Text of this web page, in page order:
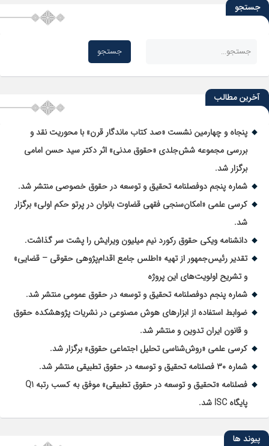
جستجو
آخرین مطالب
پنجاه و چهارمین نشست «صد کتاب ماندگار قرن» با محوریت نقد و
بررسی مجموعه شش‌جلدی «حقوق مدنی» اثر دکتر سید حسن امامی
برگزار شد.
شماره پنجم دوفصلنامه تحقیق و توسعه در حقوق خصوصی منتشر شد.
کرسی علمی «امکان‌سنجی فقهی قضاوت بانوان در پرتو حکم اولی» برگزار
شد.
دانشنامه ویکی حقوق رکورد نیم میلیون ویرایش را پشت سر گذاشت.
تقدیر رئیس‌جمهور از تهیه «اطلس جامع اقدام‌پژوهی حقوقی – قضایی»
و تشریح اولویت‌های این پروژه
شماره پنجم دوفصلنامه تحقیق و توسعه در حقوق عمومی منتشر شد.
ضوابط استفاده از ابزارهای هوش مصنوعی در نشریات پژوهشکده حقوق
و قانون ایران تدوین و منتشر شد.
کرسی علمی «روش‌شناسی تحلیل اجتماعی حقوق» برگزار شد.
شماره ۳۰ فصلنامه تحقیق و توسعه در حقوق تطبیقی منتشر شد.
فصلنامه «تحقیق و توسعه در حقوق تطبیقی» موفق به کسب رتبه Q1
پایگاه ISC شد.
پیوند ها